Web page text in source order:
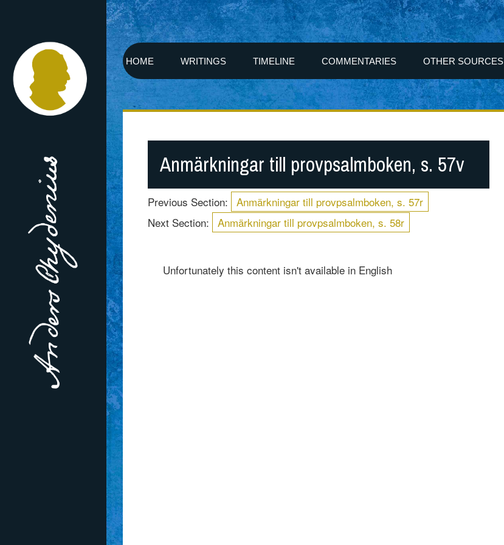
HOME WRITINGS TIMELINE COMMENTARIES OTHER SOURCES
Anmärkningar till provpsalmboken, s. 57v
Previous Section:
Anmärkningar till provpsalmboken, s. 57r
Next Section:
Anmärkningar till provpsalmboken, s. 58r
Unfortunately this content isn't available in English